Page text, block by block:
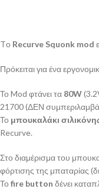
Tο Recurve Squonk mod
Πρόκειται για ένα
Το Mod φτάνει τα 80W
21700 (ΔΕΝ
Το μπουκαλάκι
Recurve.
Στο διαμέρισμα του
φόρτισης της μπαταρίας
Το fire button δένει